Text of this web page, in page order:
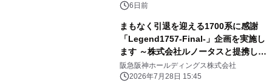
6日前
まもなく引退を迎える1700系に感謝
「Legend1757-Final-」企画を実施し
ます ～株式会社ルノータスと提携し
「Legend1757記念腕時計」を発売し
ます～
阪急阪神ホールディングス株式会社
2026年7月28日 15:45